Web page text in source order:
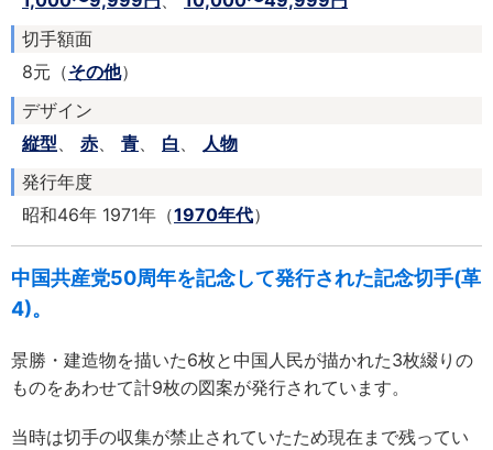
切手額面
8元（その他）
デザイン
縦型、 赤、 青、 白 、 人物
発行年度
昭和46年 1971年（1970年代）
中国共産党50周年を記念して発行された記念切手(革
4)。
景勝・建造物を描いた6枚と中国人民が描かれた3枚綴りの
ものをあわせて計9枚の図案が発行されています。
当時は切手の収集が禁止されていたため現在まで残ってい